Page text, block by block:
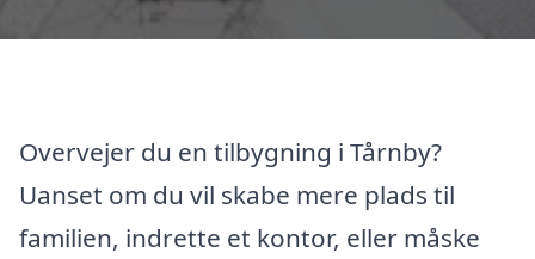
Overvejer du en tilbygning i Tårnby?
Uanset om du vil skabe mere plads til
familien, indrette et kontor, eller måske